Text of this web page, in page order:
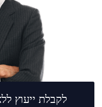
לקבלת ייעוץ